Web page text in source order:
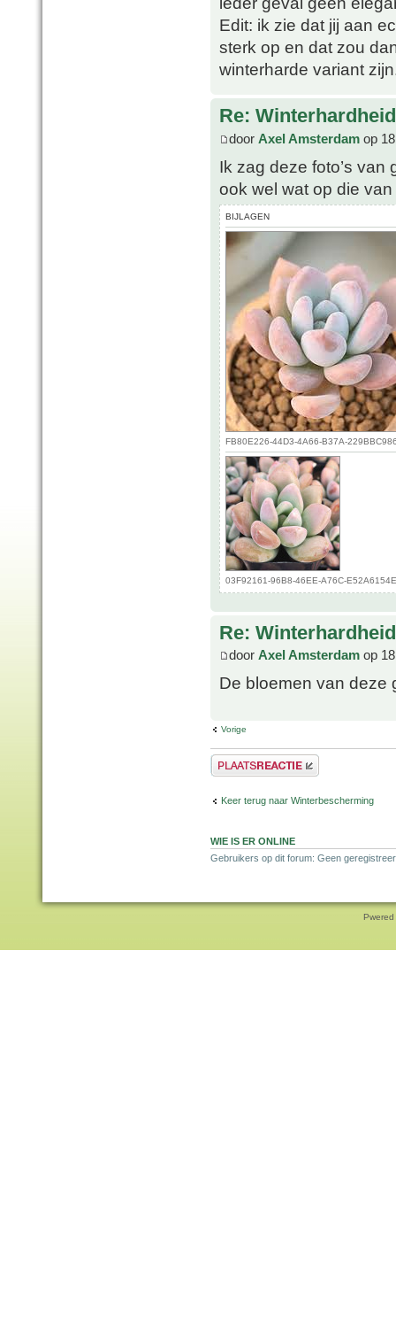
Edit: ik zie dat jij aan
sterk op en dat zou
winterharde variant
Re:
door Axel Amsterdam op
Ik zag deze foto’s van
ook wel wat op die van
BIJLAGEN
FB80E226-44D3-4A66-B37A-
03F92161-96B8-46EE-A76C-
Re:
door Axel Amsterdam op
De bloemen van deze
Vorige
Plaats een reactie
Keer terug naar Winterbescherming
WIE IS ER ONLINE
Gebruikers op dit forum: Geen